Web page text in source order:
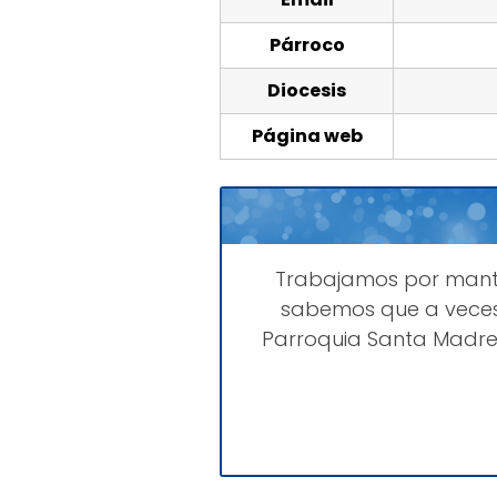
Párroco
Diocesis
Página web
Trabajamos por
sabemos que a
Parroquia Santa